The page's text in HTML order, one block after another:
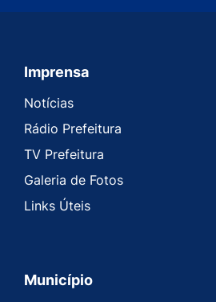
Seção do Rodapé e Contato
Imprensa
Notícias
Rádio Prefeitura
TV Prefeitura
Galeria de Fotos
Links Úteis
Município